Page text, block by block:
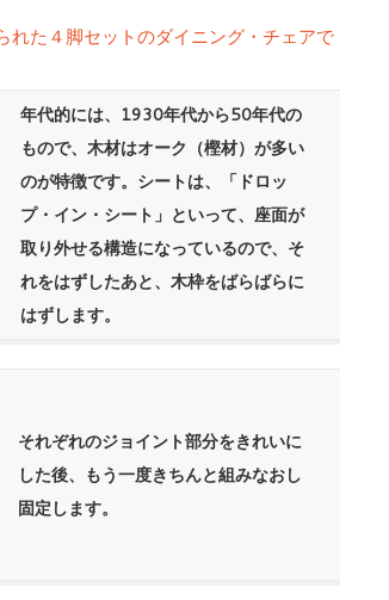
た４脚セットのダイニング・チェアで
年代的には、1930年代から50年代の
もので、木材はオーク（樫材）が多い
のが特徴です。シートは、「ドロッ
プ・イン・シート」といって、座面が
取り外せる構造になっているので、そ
れをはずしたあと、木枠をばらばらに
はずします。
それぞれのジョイント部分をきれいに
した後、もう一度きちんと組みなおし
固定します。